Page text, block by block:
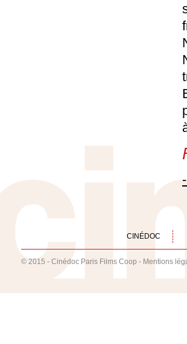
CINÉDOC
© 2015 - Cinédoc Paris Films Coop - Mentions